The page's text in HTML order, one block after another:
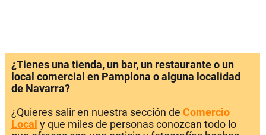
¿Tienes una tienda, un bar, un restaurante o un
local comercial en Pamplona o alguna localidad
de Navarra?
¿Quieres salir en nuestra sección de Comercio
Local y que miles de personas conozcan todo lo